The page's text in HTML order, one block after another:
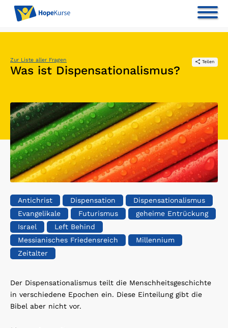
Zur Liste aller Fragen Teilen
Was ist Dispensationalismus?
Antichrist Dispensation
Dispensationalismus
Evangelikale
Futurismus
geheime Entrückung
Israel
Left Behind
Messianisches Friedensreich
Millennium
Zeitalter
Der Dispensationalismus teilt die Menschheitsgeschichte
in verschiedene Epochen ein. Diese Einteilung gibt die
Bibel aber nicht vor.